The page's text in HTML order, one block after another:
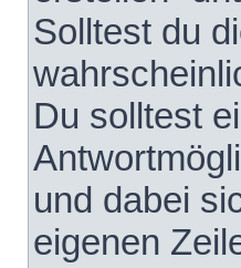
Solltest du
Du solltest
und dabei
eigenen